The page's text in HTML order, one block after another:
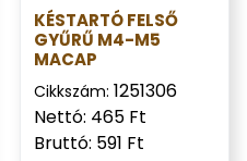
KÉSTARTÓ FELSŐ
GYŰRŰ M4-M5
MACAP
Cikkszám: 1251306
Nettó: 465 Ft
Bruttó: 591 Ft